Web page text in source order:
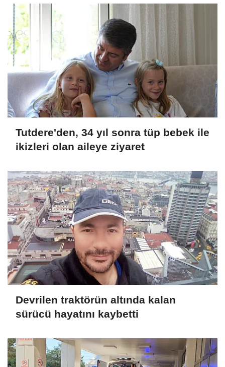
Tutdere'den, 34 yıl sonra tüp bebek ile
ikizleri olan aileye ziyaret
Devrilen traktörün altında kalan
sürücü hayatını kaybetti